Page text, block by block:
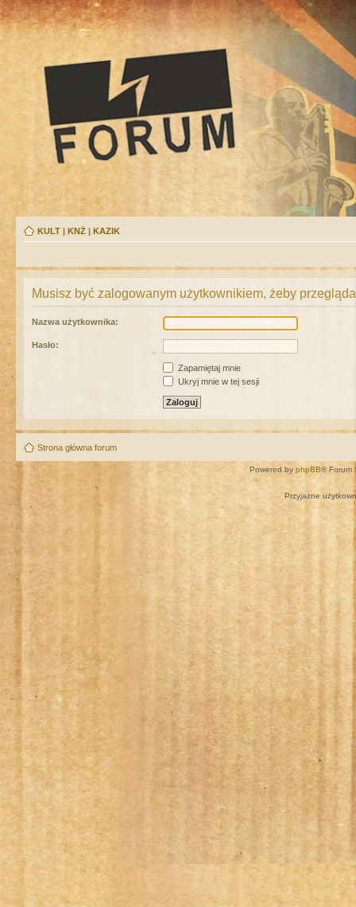
KULT | KNŻ | KAZIK
Musisz być zalogowanym użytkownikiem, żeby
Nazwa użytkownika:
Hasło:
Zapamiętaj mnie
Ukryj mnie w tej sesji
Strona główna forum
Powered by phpBB® Forum
Przyjazne